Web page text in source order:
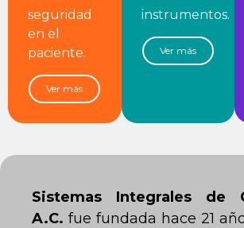
seguridad
en el
paciente.
Ver más
instrumentos.
Ver más
Sistemas Integrales de
A.C. fue fundada hace 21